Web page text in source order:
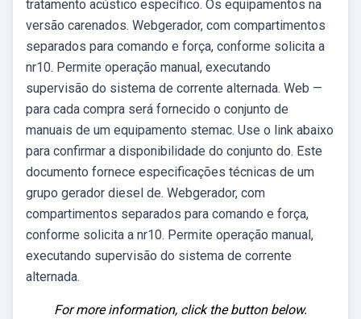
tratamento acústico específico. Os equipamentos na
versão carenados. Webgerador, com compartimentos
separados para comando e força, conforme solicita a
nr10. Permite operação manual, executando
supervisão do sistema de corrente alternada. Web —
para cada compra será fornecido o conjunto de
manuais de um equipamento stemac. Use o link abaixo
para confirmar a disponibilidade do conjunto do. Este
documento fornece especificações técnicas de um
grupo gerador diesel de. Webgerador, com
compartimentos separados para comando e força,
conforme solicita a nr10. Permite operação manual,
executando supervisão do sistema de corrente
alternada.
For more information, click the button below.